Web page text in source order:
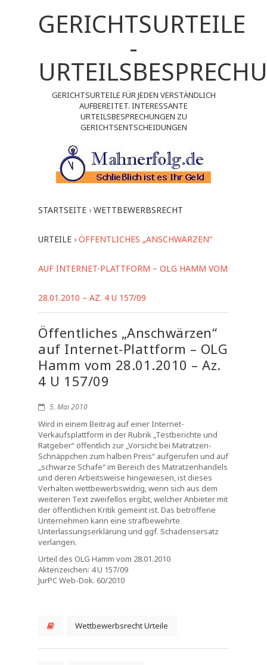
GERICHTSURTEILE
-
GERICHTSURTEILE FÜR JEDEN VERSTÄNDLICH
AUFBEREITET. INTERESSANTE
URTEILSBESPRECHUNGEN ZU
GERICHTSENTSCHEIDUNGEN
STARTSEITE › WETTBEWERBSRECHT
URTEILE › ÖFFENTLICHES „ANSCHWÄRZEN“
AUF INTERNET-PLATTFORM – OLG HAMM VOM
28.01.2010 – AZ. 4 U 157/09
Öffentliches „Anschwärzen“
auf Internet-Plattform – OLG
Hamm vom 28.01.2010 – Az.
4 U 157/09
5. Mai 2010
Wird in einem Beitrag auf einer Internet-
Verkaufsplattform in der Rubrik „Testberichte und
Ratgeber“ öffentlich zur „Vorsicht bei Matratzen-
Schnäppchen zum halben Preis“ aufgerufen und auf
„schwarze Schafe“ im Bereich des Matratzenhandels
und deren Arbeitsweise hingewiesen, ist dieses
Verhalten wettbewerbswidrig, wenn sich aus dem
weiteren Text zweifellos ergibt, welcher Anbieter mit
der öffentlichen Kritik gemeint ist. Das betroffene
Unternehmen kann eine strafbewehrte
Unterlassungserklärung und ggf. Schadensersatz
verlangen.
Urteil des OLG Hamm vom 28.01.2010
Aktenzeichen: 4 U 157/09
JurPC Web-Dok. 60/2010
Wettbewerbsrecht Urteile